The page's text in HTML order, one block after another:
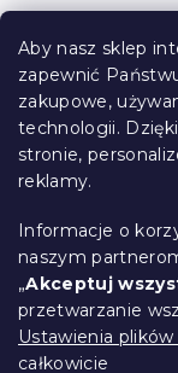
Aby nasz sklep
zapewnić
zakupowe,
technologii.
stronie,
reklamy.
Informacje o
naszym
„Akceptuj
przetwarzanie
Ustawienia
całkowicie
S
Śledzenie
Opcje dostawy
Metody
Reklamacje i
Kontakt
Regulamin
Ochrona
Kodeks